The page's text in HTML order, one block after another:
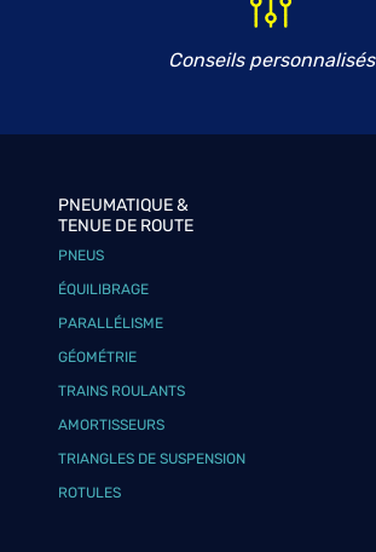
Conseils personnalisés
PNEUMATIQUE &
TENUE DE ROUTE
PNEUS
ÉQUILIBRAGE
PARALLÉLISME
GÉOMÉTRIE
TRAINS ROULANTS
AMORTISSEURS
TRIANGLES DE SUSPENSION
ROTULES